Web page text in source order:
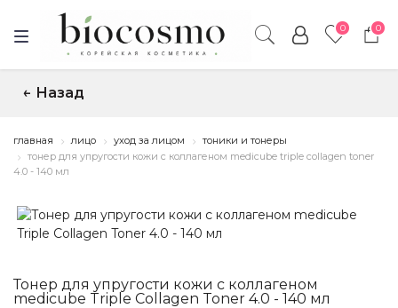
0 0
↑ Назад
главная лицо уход за лицом
тоники и тонеры
тонер для упругости кожи с коллагеном medicube triple collagen toner
4.0 - 140 мл
Тонер для упругости кожи с коллагеном
medicube Triple Collagen Toner 4.0 - 140 мл